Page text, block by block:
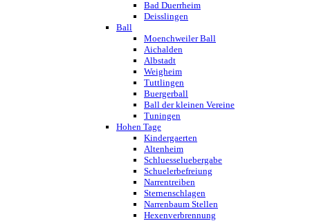
Bad Duerrheim
Deisslingen
Ball
Moenchweiler Ball
Aichalden
Albstadt
Weigheim
Tuttlingen
Buergerball
Ball der kleinen Vereine
Tuningen
Hohen Tage
Kindergaerten
Altenheim
Schluesseluebergabe
Schuelerbefreiung
Narrentreiben
Sternenschlagen
Narrenbaum Stellen
Hexenverbrennung